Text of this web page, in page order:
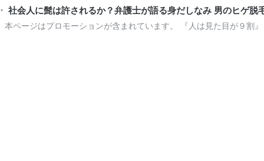
社会人に髭は許されるか？弁護士が語る身だしなみ 男のヒゲ脱
本ページはプロモーションが含まれています。 『人は見た目が９割